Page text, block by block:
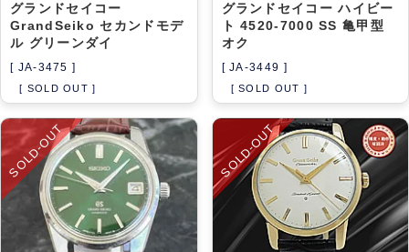
グランドセイコー
GrandSeiko セカンドモデ
ル グリーンダイ
[ JA-3475 ]
[ SOLD OUT ]
グランドセイコー ハイビー
ト 4520-7000 SS 亀甲型
オク
[ JA-3449 ]
[ SOLD OUT ]
SOLD-OUT SOLD-OUT